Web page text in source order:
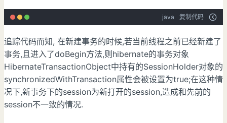
java 复制代码
追踪代码而知, 在新建事务的时候,若当前线程之前已经新建了
事务,且进入了doBegin方法,则hibernate的事务对象
HibernateTransactionObject中持有的SessionHolder对象的
synchronizedWithTransaction属性会被设置为true;在这种情
况下,新事务下的session为新打开的session,造成和先前的
session不一致的情况.